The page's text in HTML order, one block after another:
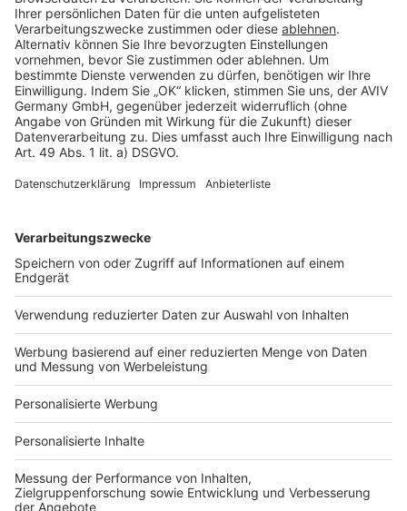
Rechtliches
AGB-Übersicht
Datenschutz
Impressum
Services
Bauprojekt-Quiz
Häuser-Suche
Hausanbieter-Suche
Bauprojekt-Profil
Für Unternehmen
Ihre Baufirma auf bauen.de
Kostenloses Infogespräch